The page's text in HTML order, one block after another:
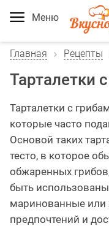
Меню
Главная Рецепты
Тарталетки
Тарталетки с
которые часто
Основой таких
тесто, в которое
обжаренных
быть
маринованные или
предпочтений и